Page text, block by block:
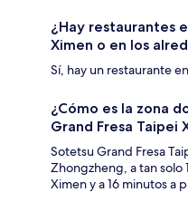
¿Hay restaurantes
Ximen o en los
Sí, hay un restaurante
¿Cómo es la zona
Grand Fresa Taipei
Sotetsu Grand Fresa
Zhongzheng, a tan solo
Ximen y a 16 minutos a